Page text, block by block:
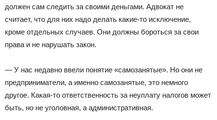
должен сам следить за своими деньгами. Адвокат не
считает, что для них надо делать какие-то исключение,
кроме отдельных случаев. Они должны бороться за свои
права и не нарушать закон.
— У нас недавно ввели понятие «самозанятые». Но они не
предприниматели, а именно самозанятые, это немного
другое. Какая-то ответственность за неуплату налогов может
быть, но не уголовная, а административная.